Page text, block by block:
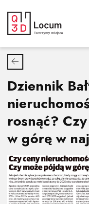
Dziennik
rosnąć?
w górę w